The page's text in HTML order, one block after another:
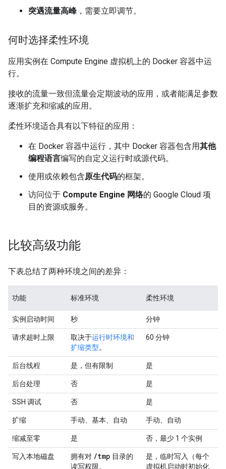
突遇流量高峰 ，需要立即调节。
何时选择柔性环境
应用实例在 Compute Engine 虚拟机上的 Docker 容器中运
行。
接收的流量一致但流量会定期波动的应用，或者能满足参数
逐渐扩充和缩减的应用。
柔性环境适合具有以下特征的应用：
在 Docker 容器中运行，其中 Docker 容器包含用其他
编程语言编写的自定义运行时或源代码。
使用或依赖包含原生代码的框架。
访问位于 Compute Engine 网络的 Google Cloud 项
目的资源或服务。
比较高级功能
下表总结了两种环境之间的差异：
功能 标准环境 柔性环境
实例启动时间 秒 分钟
请求超时上限 取决于运行时环境和
扩缩类型。
60 分钟
后台线程 是，但有限制 是
后台处理 否 是
SSH 调试 否 是
扩缩 手动、基本、自动 手动、自动
缩减至零 是 否，最少 1 个实例
写入本地磁盘 拥有对 /tmp 目录的
读写权限。
是，临时写入（每个
虚拟机启动时初始化